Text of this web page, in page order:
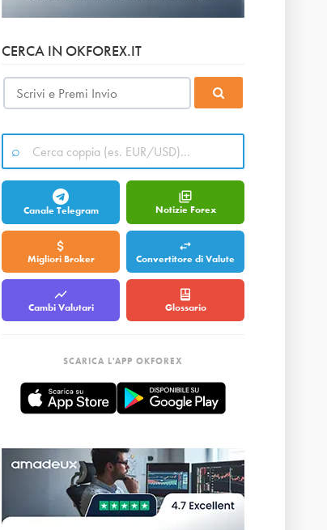
CERCA IN OKFOREX.IT
Canale Telegram Notizie Forex
Migliori Broker Convertitore di Valute
Cambi Valutari Glossario
SCARICA L'APP OKFOREX